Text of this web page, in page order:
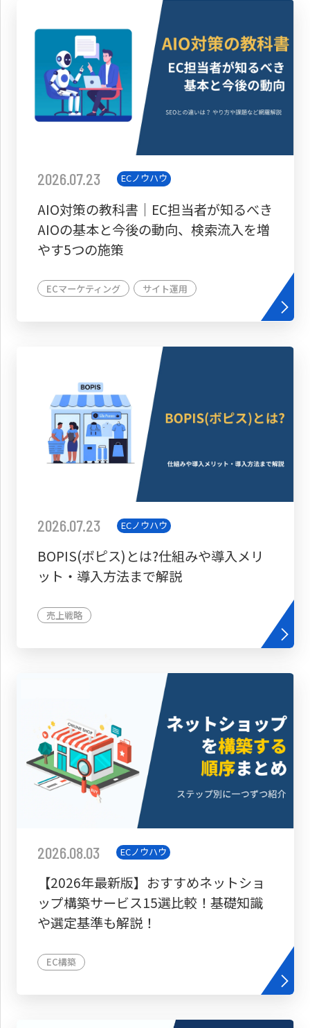
2026.07.23 ECノウハウ
AIO対策の教科書│EC担当者が知るべき
AIOの基本と今後の動向、検索流入を増
やす5つの施策
ECマーケティング サイト運用
2026.07.23 ECノウハウ
BOPIS(ボピス)とは?仕組みや導入メリ
ット・導入方法まで解説
売上戦略
2026.08.03 ECノウハウ
【2026年最新版】おすすめネットショ
ップ構築サービス15選比較！基礎知識
や選定基準も解説！
EC構築